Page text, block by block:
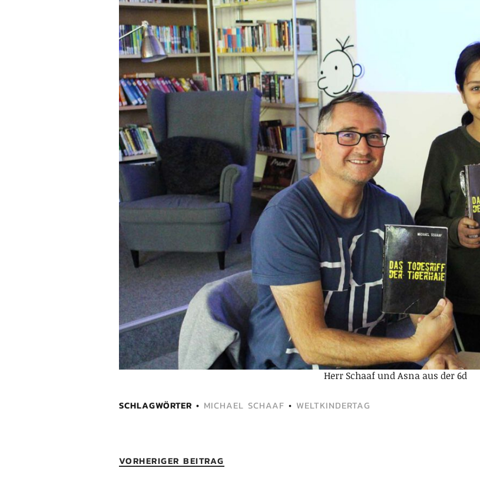
Herr Schaaf und Asna aus der 6d
SCHLAGWÖRTER MICHAEL SCHAAF • WELTKINDERTAG
VORHERIGER BEITRAG